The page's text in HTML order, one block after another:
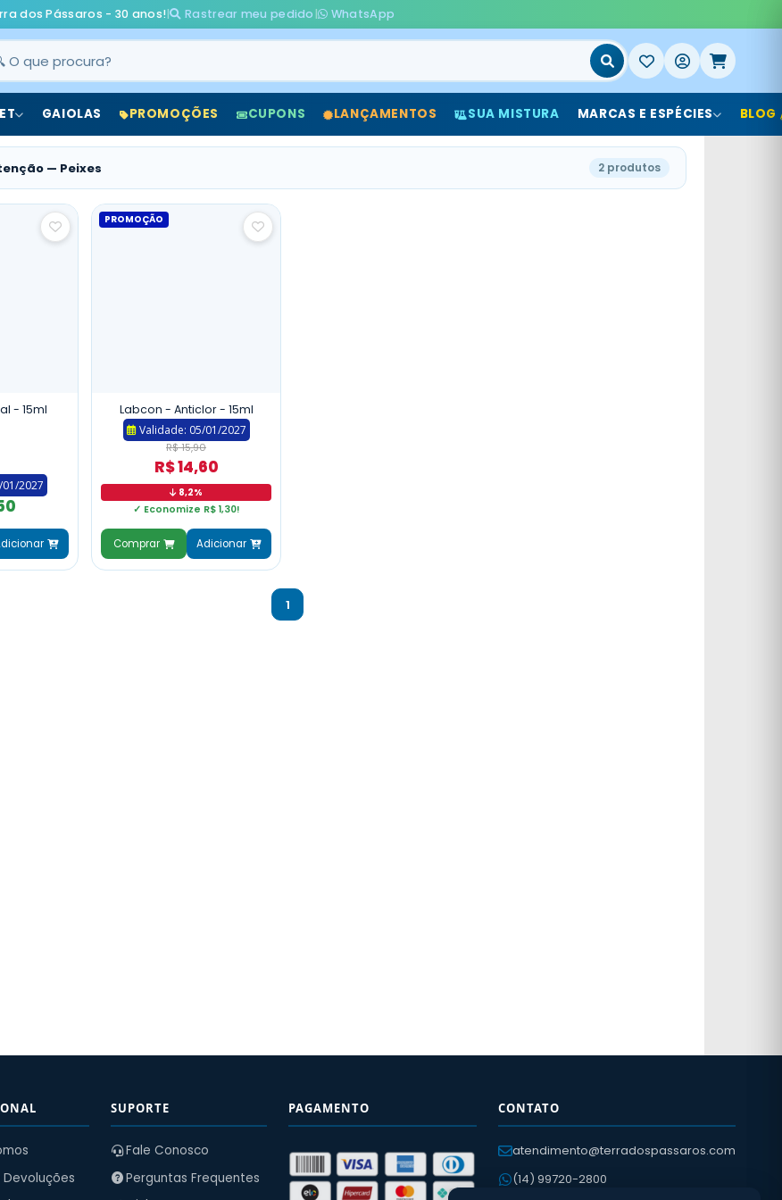
dos Pássaros - 30 anos!| Rastrear meu pedido| WhatsApp
GAIOLAS PROMOÇÕES CUPONS LANÇAMENTOS SUA MISTURA MARCAS E ESPÉCIES BLOG
— Peixes 2 produtos
- 15ml
2027
PROMOÇÃO
Labcon - Anticlor - 15ml
Validade: 05/01/2027
R$ 15,90
R$ 14,60
8,2%
✓ Economize R$ 1,30!
Comprar Adicionar
1
Devoluções
SUPORTE
Fale Conosco
Perguntas Frequentes
PAGAMENTO CONTATO
atendimento@terradospassaros.com
(14) 99720-2800